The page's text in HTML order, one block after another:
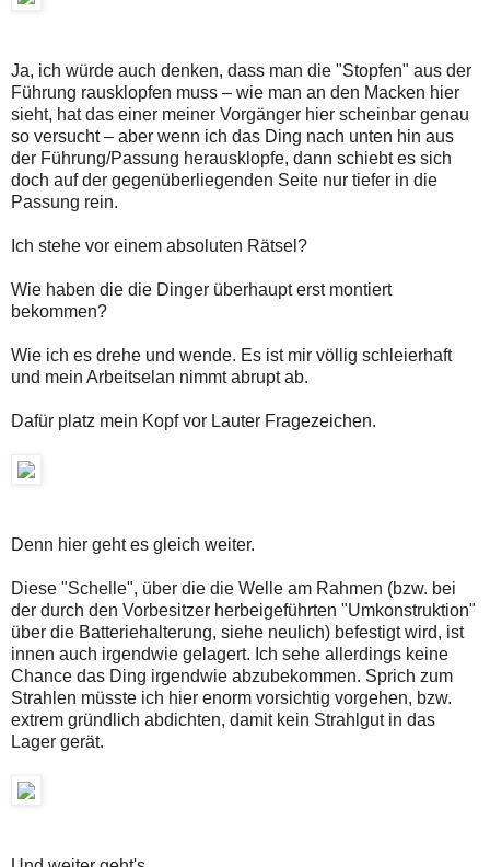
Ja, ich würde auch denken, dass man die "Stopfen" aus der
Führung rausklopfen muss – wie man an den Macken hier
sieht, hat das einer meiner Vorgänger hier scheinbar genau
so versucht – aber wenn ich das Ding nach unten hin aus
der Führung/Passung herausklopfe, dann schiebt es sich
doch auf der gegenüberliegenden Seite nur tiefer in die
Passung rein.
Ich stehe vor einem absoluten Rätsel?
Wie haben die die Dinger überhaupt erst montiert
bekommen?
Wie ich es drehe und wende. Es ist mir völlig schleierhaft
und mein Arbeitselan nimmt abrupt ab.
Dafür platz mein Kopf vor Lauter Fragezeichen.
Denn hier geht es gleich weiter.
Diese "Schelle", über die die Welle am Rahmen (bzw. bei
der durch den Vorbesitzer herbeigeführten "Umkonstruktion"
über die Batteriehalterung, siehe neulich) befestigt wird, ist
innen auch irgendwie gelagert. Ich sehe allerdings keine
Chance das Ding irgendwie abzubekommen. Sprich zum
Strahlen müsste ich hier enorm vorsichtig vorgehen, bzw.
extrem gründlich abdichten, damit kein Strahlgut in das
Lager gerät.